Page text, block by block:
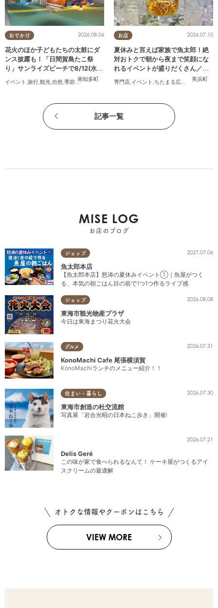
おでかけ
南知多町
2026.08.06
花火のほか子どもたちの太鼓にダ
ンス披露も！「日間賀島たこ祭
り」サンライズビーチで8/12(水)
イベント ,旅行,観光,自然,季節ネタ ,花火
お店
美浜町
2026.07.10
夏休みと言えば家族で魚太郎！絶
対おトクで朝から夜まで笑顔にな
れるイベントが盛りだくさん／ち
たまる広告
専門店,イベント ,ちたまる広告 家族
記事一覧
MISE LOG
お店のブログ
ショップ 2027.07.06
魚太郎本店
【魚太郎本店】怒涛の夏休みイベント①｜魚屋がつく
る、本気の朝ごはん目の前で1つ1つ作るライブ感
ショップ 2026.08.08
東海市観光物産プラザ
今日は東海まつり花火大会
グルメ 2026.07.31
KonoMachi Cafe 尾張横須賀
KonoMachiランチのメニュー紹介！！
住まい・暮らし 2026.07.30
東海市創造の杜交流館
写真展「岩合光昭の日本ねこ歩き」開催!
2026.07.21
Delis Geré
この味が家で食べられるなんて！ ケーキ屋がつくるアイ
スクリームの最適解
オトクな情報やクーポンはこちら
VIEW MORE